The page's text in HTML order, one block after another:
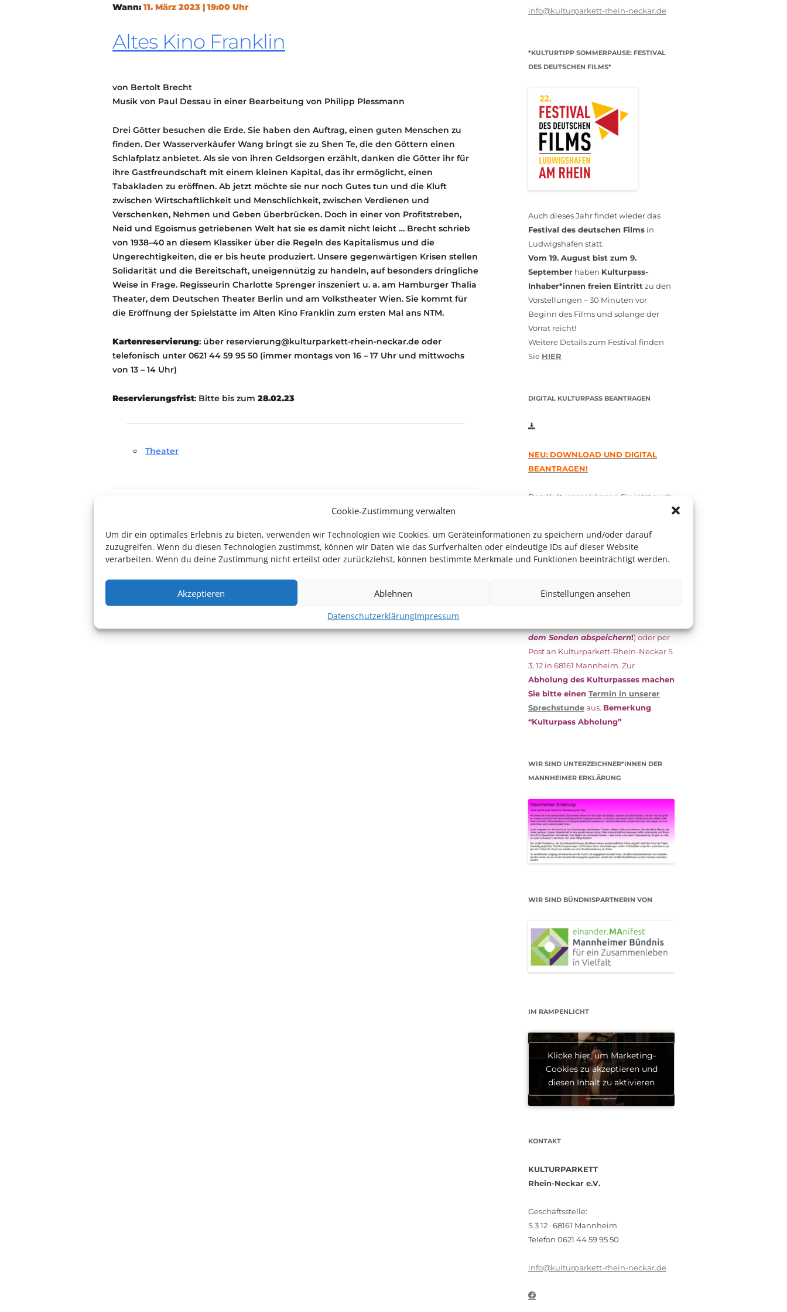
Cookie-Zustimmung verwalten
Um dir ein optimales Erlebnis zu bieten, verwenden wir Technologien wie Cookies, um Geräteinformationen zu speichern und/oder darauf
zuzugreifen. Wenn du diesen Technologien zustimmst, können wir Daten wie das Surfverhalten oder eindeutige IDs auf dieser Website
verarbeiten. Wenn du deine Zustimmung nicht erteilst oder zurückziehst, können bestimmte Merkmale und Funktionen beeinträchtigt werden.
Akzeptieren Ablehnen Einstellungen ansehen
DatenschutzerklärungImpressum
TRANSPARENZ
Wann: 11. März 2023 | 19:00 Uhr
Altes Kino Franklin
von Bertolt Brecht
Musik von Paul Dessau in einer Bearbeitung von Philipp Plessmann
Drei Götter besuchen die Erde. Sie haben den Auftrag, einen guten Menschen zu
finden. Der Wasserverkäufer Wang bringt sie zu Shen Te, die den Göttern einen
Schlafplatz anbietet. Als sie von ihren Geldsorgen erzählt, danken die Götter ihr für
ihre Gastfreundschaft mit einem kleinen Kapital, das ihr ermöglicht, einen
Tabakladen zu eröffnen. Ab jetzt möchte sie nur noch Gutes tun und die Kluft
zwischen Wirtschaftlichkeit und Menschlichkeit, zwischen Verdienen und
Verschenken, Nehmen und Geben überbrücken. Doch in einer von Profitstreben,
Neid und Egoismus getriebenen Welt hat sie es damit nicht leicht … Brecht schrieb
von 1938–40 an diesem Klassiker über die Regeln des Kapitalismus und die
Ungerechtigkeiten, die er bis heute produziert. Unsere gegenwärtigen Krisen stellen
Solidarität und die Bereitschaft, uneigennützig zu handeln, auf besonders dringliche
Weise in Frage. Regisseurin Charlotte Sprenger inszeniert u. a. am Hamburger Thalia
Theater, dem Deutschen Theater Berlin und am Volkstheater Wien. Sie kommt für
die Eröffnung der Spielstätte im Alten Kino Franklin zum ersten Mal ans NTM.
Kartenreservierung: über reservierung@kulturparkett-rhein-neckar.de oder
telefonisch unter 0621 44 59 95 50 (immer montags von 16 – 17 Uhr und mittwochs
von 13 – 14 Uhr)
Reservierungsfrist: Bitte bis zum 28.02.23
Theater
info@kulturparkett-rhein-neckar.de
*KULTURTIPP SOMMERPAUSE: FESTIVAL
DES DEUTSCHEN FILMS*
Auch dieses Jahr findet wieder das
Festival des deutschen Films in
Ludwigshafen statt.
Vom 19. August bist zum 9.
September haben Kulturpass-
Inhaber*innen freien Eintritt zu den
Vorstellungen – 30 Minuten vor
Beginn des Films und solange der
Vorrat reicht!
Weitere Details zum Festival finden
Sie HIER
DIGITAL KULTURPASS BEANTRAGEN
NEU: DOWNLOAD UND DIGITAL
BEANTRAGEN!
Den Kulturpass können Sie jetzt auch
esunterschriebenzusammen mit
dem aktuellen
(Bürgergeld/
das Kulturparkett zurück: Per E-Mail
dem Senden abspeichern!) oder per
Post an Kulturparkett-Rhein-Neckar S
3, 12 in 68161 Mannheim. Zur
Abholung des Kulturpasses machen
Sie bitte einen Termin in unserer
Sprechstundeaus. Bemerkung
“Kulturpass Abholung”
WIR SIND UNTERZEICHNER*INNEN DER
MANNHEIMER ERKLÄRUNG
WIR SIND BÜNDNISPARTNERIN VON
IM RAMPENLICHT
Klicke hier, um Marketing-
Cookies zu akzeptieren und
diesen Inhalt zu aktivieren
KONTAKT
KULTURPARKETT
Rhein-Neckar e.V.
Geschäftsstelle:
S 3 12 · 68161 Mannheim
Telefon 0621 44 59 95 50
info@kulturparkett-rhein-neckar.de